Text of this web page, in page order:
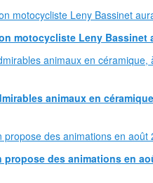
motocycliste Leny Bassinet
animaux en
des animations en